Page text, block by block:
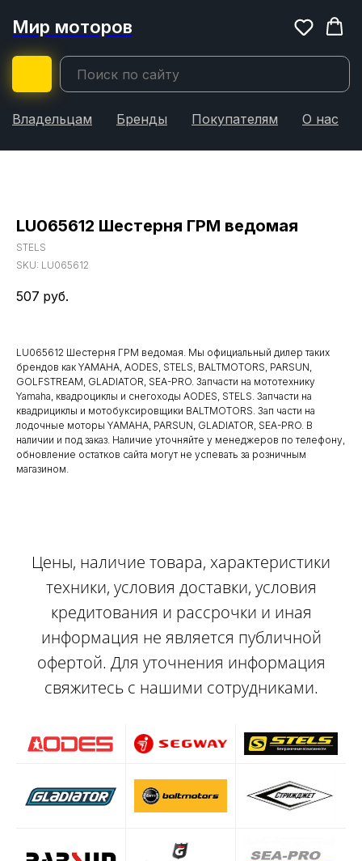
Мир моторов
Владельцам Бренды Покупателям О нас
LU065612 Шестерня ГРМ ведомая
STELS
SKU: LU065612
507 руб.
LU065612 Шестерня ГРМ ведомая. Мы официальный дилер таких
брендов как YAMAHA, AODES, STELS, BALTMOTORS, PARSUN,
GOLFSTREAM, GLADIATOR, SEA-PRO. Запчасти на мототехнику
Yamaha, квадроциклы и снегоходы AODES, STELS. Запчасти на
квадрициклы и мотобуксировщики BALTMOTORS. Зап части на
лодочные моторы YAMAHA, PARSUN, GLADIATOR, SEA-PRO. В
наличии и под заказ. Наличие уточняйте у менеджеров по телефону,
обновление остатков сайта могут не успевать за розничным
магазином.
Цены, наличие товара, характеристики
техники, условия доставки, условия
кредитования и рассрочки и иная
информация не является публичной
офертой. Для уточнения информация
свяжитесь с нашими сотрудниками.